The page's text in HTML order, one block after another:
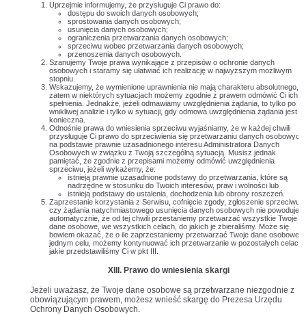
Uprzejmie informujemy, że przysługuje Ci prawo do:
dostępu do swoich danych osobowych;
sprostowania danych osobowych;
usunięcia danych osobowych;
ograniczenia przetwarzania danych osobowych;
sprzeciwu wobec przetwarzania danych osobowych;
przenoszenia danych osobowych.
Szanujemy Twoje prawa wynikające z przepisów o ochronie danych
osobowych i staramy się ułatwiać ich realizację w najwyższym możliwym
stopniu.
Wskazujemy, że wymienione uprawnienia nie mają charakteru absolutnego, a
zatem w niektórych sytuacjach możemy zgodnie z prawem odmówić Ci ich
spełnienia. Jednakże, jeżeli odmawiamy uwzględnienia żądania, to tylko po
wnikliwej analizie i tylko w sytuacji, gdy odmowa uwzględnienia żądania jest
konieczna.
Odnośnie prawa do wniesienia sprzeciwu wyjaśniamy, że w każdej chwili
przysługuje Ci prawo do sprzeciwienia się przetwarzaniu danych osobowych
na podstawie prawnie uzasadnionego interesu Administratora Danych
Osobowych w związku z Twoją szczególną sytuacją. Musisz jednak
pamiętać, że zgodnie z przepisami możemy odmówić uwzględnienia
sprzeciwu, jeżeli wykażemy, że:
istnieją prawnie uzasadnione podstawy do przetwarzania, które są
nadrzędne w stosunku do Twoich interesów, praw i wolności lub
istnieją podstawy do ustalenia, dochodzenia lub obrony roszczeń.
Zaprzestanie korzystania z Serwisu, cofnięcie zgody, zgłoszenie sprzeciwu
czy żądania natychmiastowego usunięcia danych osobowych nie powoduje
automatycznie, że od tej chwili przestaniemy przetwarzać wszystkie Twoje
dane osobowe, we wszystkich celach, do jakich je zbieraliśmy. Może się
bowiem okazać, że o ile zaprzestaniemy przetwarzać Twoje dane osobowe w
jednym celu, możemy kontynuować ich przetwarzanie w pozostałych celach,
jakie przedstawiliśmy Ci w pkt III.
XIII. Prawo do wniesienia skargi
Jeżeli uważasz, że Twoje dane osobowe są przetwarzane niezgodnie z
obowiązującym prawem, możesz wnieść skargę do Prezesa Urzędu
Ochrony Danych Osobowych.